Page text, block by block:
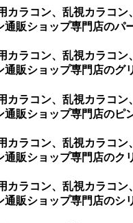
カラコン、乱視カラコ
販ショップ専門店のパ
カラコン、乱視カラコ
販ショップ専門店のグ
カラコン、乱視カラコ
販ショップ専門店のピ
カラコン、乱視カラコ
販ショップ専門店のク
カラコン、乱視カラコ
販ショップ専門店のシ